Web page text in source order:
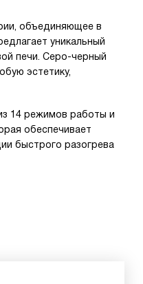
объединяющее в
уникальный
печи. Серо-черный
эстетику,
14 режимов работы и
обеспечивает
быстрого разогрева